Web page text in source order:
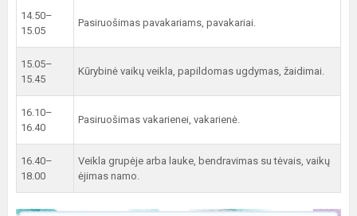
14.50–
15.05
Pasiruošimas pavakariams, pavakariai.
15.05–
15.45
Kūrybinė vaikų veikla, papildomas ugdymas, žaidimai.
16.10–
16.40
Pasiruošimas vakarienei, vakarienė.
16.40–
18.00
Veikla grupėje arba lauke, bendravimas su tėvais, vaikų
ėjimas namo.